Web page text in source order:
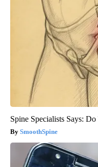
Spine Specialists Says:
SmoothSpine